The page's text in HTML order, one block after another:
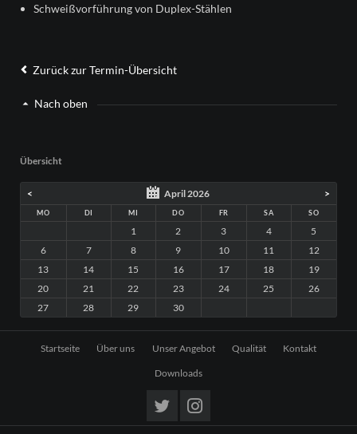
Schweißvorführung von Duplex-Stählen
Zurück zur Termin-Übersicht
Nach oben
Übersicht
< April 2026 >
MO DI MI DO FR SA SO
1 2 3 4
5
6
7 8 9 10 11
12
13
14 15 16 17 18
19
20
21 22 23 24 25
26
27
28 29 30
Navigation
Startseite Über uns Unser Angebot Qualität Kontakt
Downloads